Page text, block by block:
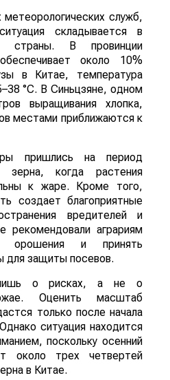
служб,
складывается в
страны. В провинции
около 10%
в Китае, температура
°C. В Синьцзяне, одном
выращивания хлопка,
местами приближаются к
пришлись на период
зерна, когда растения
к жаре. Кроме того,
создает благоприятные
вредителей и
рекомендовали аграриям
орошения и принять
для защиты посевов.
о рисках, а не о
Оценить масштаб
только после начала
ситуация находится
поскольку осенний
около трех четвертей
в Китае.